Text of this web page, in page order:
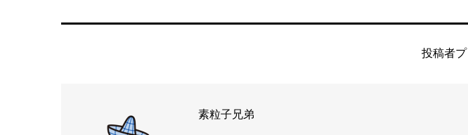
投稿者
素粒子兄弟